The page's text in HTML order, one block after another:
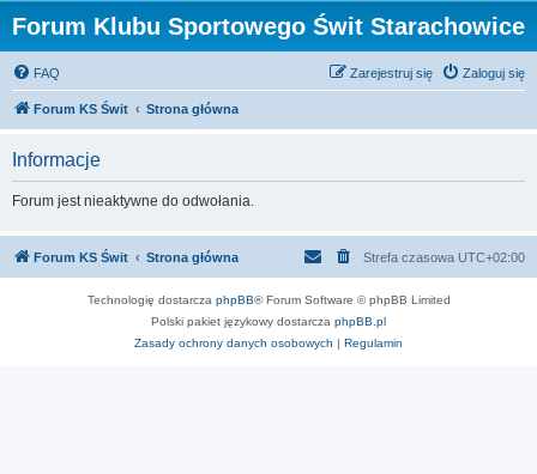
Forum Klubu Sportowego Świt Starachowice
FAQ Zaloguj się
Zarejestruj się
Forum KS Świt Strona główna
Informacje
Forum jest nieaktywne do odwołania.
Forum KS Świt Strona główna Strefa czasowa UTC+02:00
Technologię dostarcza phpBB® Forum Software © phpBB Limited
Polski pakiet językowy dostarcza phpBB.pl
Zasady ochrony danych osobowych | Regulamin